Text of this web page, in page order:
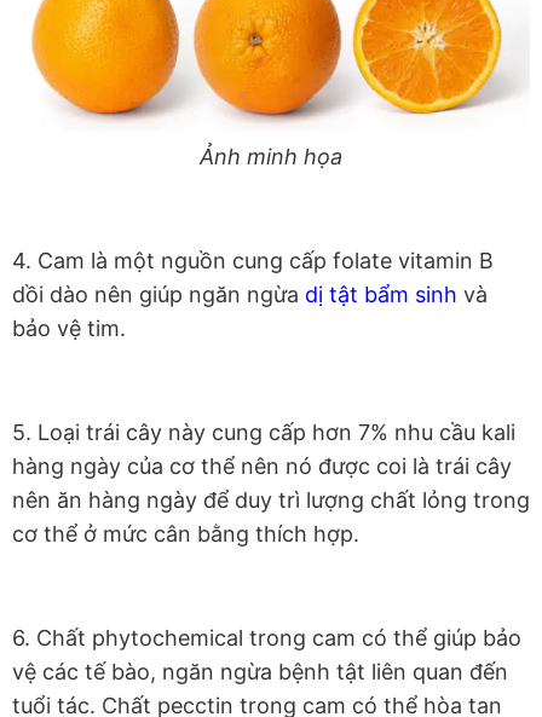
Ảnh minh họa
4. Cam là một nguồn cung cấp folate vitamin B
dồi dào nên giúp ngăn ngừa dị tật bẩm sinh và
bảo vệ tim.
5. Loại trái cây này cung cấp hơn 7% nhu cầu kali
hàng ngày của cơ thể nên nó được coi là trái cây
nên ăn hàng ngày để duy trì lượng chất lỏng trong
cơ thể ở mức cân bằng thích hợp.
6. Chất phytochemical trong cam có thể giúp bảo
vệ các tế bào, ngăn ngừa bệnh tật liên quan đến
tuổi tác. Chất pecctin trong cam có thể hòa tan